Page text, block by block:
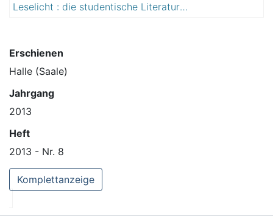
Leselicht : die studentische Literaturzeitschrift aus Halle
Erschienen
Halle (Saale)
Jahrgang
2013
Heft
2013 - Nr. 8
Komplettanzeige